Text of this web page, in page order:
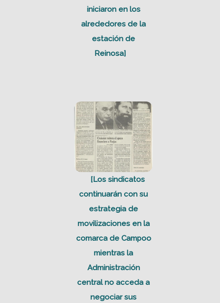
iniciaron en los
alrededores de la
estación de
Reinosa]
[Los sindicatos
continuarán con su
estrategia de
movilizaciones en la
comarca de Campoo
mientras la
Administración
central no acceda a
negociar sus